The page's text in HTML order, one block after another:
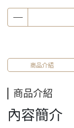
商品介紹
商品介紹
內容簡介